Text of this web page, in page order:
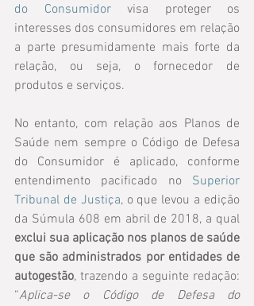
do Consumidor visa proteger os
interesses dos consumidores em relação
a parte presumidamente mais forte da
relação, ou seja, o fornecedor de
produtos e serviços.
No entanto, com relação aos Planos de
Saúde nem sempre o Código de Defesa
do Consumidor é aplicado, conforme
entendimento pacificado no Superior
Tribunal de Justiça, o que levou a edição
exclui sua aplicação nos planos de saúde
que são administrados por entidades de
autogestão, trazendo a seguinte redação:
“Aplica-se o Código de Defesa do